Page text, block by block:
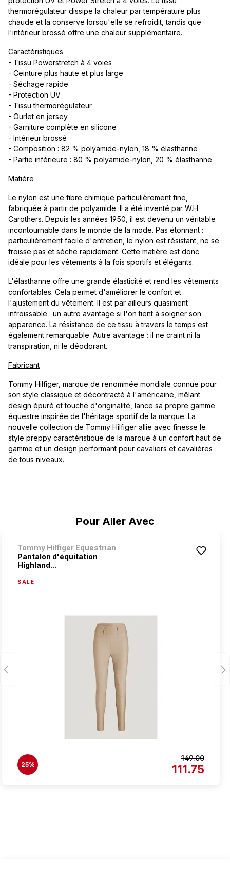
Pour Aller Avec
Tommy Hilfiger Equestrian
Pantalon d'équitation
Highland...
SALE
25%
149.00
111.75
thermorégulateur dissipe la chaleur par température plus
chaude et la conserve lorsqu'elle se refroidit, tandis que
l'intérieur brossé offre une chaleur supplémentaire.
Caractéristiques
- Tissu Powerstretch à 4 voies
- Ceinture plus haute et plus large
- Séchage rapide
- Protection UV
- Tissu thermorégulateur
- Ourlet en jersey
- Garniture complète en silicone
- Intérieur brossé
- Composition : 82 % polyamide-nylon, 18 % élasthanne
- Partie inférieure : 80 % polyamide-nylon, 20 % élasthanne
Matière
Le nylon est une fibre chimique particulièrement fine,
fabriquée à partir de polyamide. Il a été inventé par W.H.
Carothers. Depuis les années 1950, il est devenu un véritable
incontournable dans le monde de la mode. Pas étonnant :
particulièrement facile d'entretien, le nylon est résistant, ne se
froisse pas et sèche rapidement. Cette matière est donc
idéale pour les vêtements à la fois sportifs et élégants.
L'élasthanne offre une grande élasticité et rend les vêtements
confortables. Cela permet d'améliorer le confort et
l'ajustement du vêtement. Il est par ailleurs quasiment
infroissable : un autre avantage si l'on tient à soigner son
apparence. La résistance de ce tissu à travers le temps est
également remarquable. Autre avantage : il ne craint ni la
transpiration, ni le déodorant.
Fabricant
Tommy Hilfiger, marque de renommée mondiale connue pour
son style classique et décontracté à l'américaine, mêlant
design épuré et touche d'originalité, lance sa propre gamme
équestre inspirée de l'héritage sportif de la marque. La
nouvelle collection de Tommy Hilfiger allie avec finesse le
style preppy caractéristique de la marque à un confort haut de
gamme et un design performant pour cavaliers et cavalières
de tous niveaux.